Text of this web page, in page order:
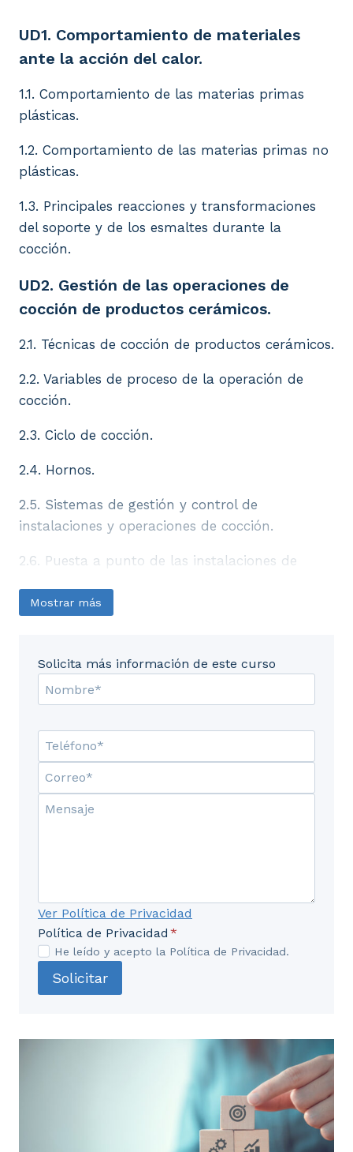
UD1. Comportamiento de materiales ante la
UD1. Comportamiento de materiales
ante la acción del calor.
1.1. Comportamiento de las materias primas
plásticas.
1.2. Comportamiento de las materias primas no
plásticas.
1.3. Principales reacciones y transformaciones
del soporte y de los esmaltes durante la
cocción.
UD2. Gestión de las operaciones de
cocción de productos cerámicos.
2.1. Técnicas de cocción de productos cerámicos.
2.2. Variables de proceso de la operación de
cocción.
2.3. Ciclo de cocción.
2.4. Hornos.
2.5. Sistemas de gestión y control de
instalaciones y operaciones de cocción.
2.6. Puesta a punto de las instalaciones de
2.7. Puesta en marcha de la producción.
2.8. Operaciones de automantenimiento en las
instalaciones de cocción.
2.9. Identificación de riesgos y condiciones de
seguridad de las operaciones de cocción.
2.10. Información y documentación de
organización de la operación de cocción.
UD3. Identificación de defectos y no
conformidades de cocción.
3.1. No conformidades en el proceso de cocción.
3.3. Defectos y no conformidades atribuibles a
las composiciones de pastas y esmaltes.
3.4. Defectos y no conformidades atribuibles a
Mostrar más
Solicita más información de este curso
Ver Política de Privacidad
Política de Privacidad *
He leído y acepto la Política de Privacidad.
Solicitar